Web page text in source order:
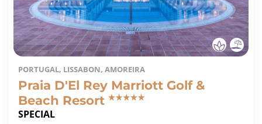
PORTUGAL, LISSABON, AMOREIRA
Praia D'El Rey Marriott Golf &
Beach Resort
SPECIAL